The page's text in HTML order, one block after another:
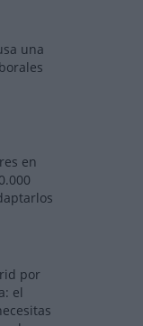
una
en
por
el